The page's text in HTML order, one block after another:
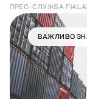
ПРЕС-СЛУЖБА
ВАЖЛИВО